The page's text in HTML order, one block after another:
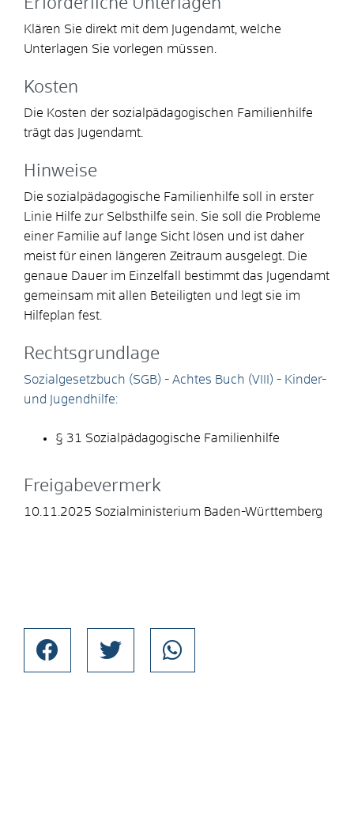
Erforderliche Unterlagen
Klären Sie direkt mit dem Jugendamt, welche
Unterlagen Sie vorlegen müssen.
Kosten
Die Kosten der sozialpädagogischen Familienhilfe
trägt das Jugendamt.
Hinweise
Die sozialpädagogische Familienhilfe soll in erster
Linie Hilfe zur Selbsthilfe sein. Sie soll die Probleme
einer Familie auf lange Sicht lösen und ist daher
meist für einen längeren Zeitraum ausgelegt. Die
genaue Dauer im Einzelfall bestimmt das Jugendamt
gemeinsam mit allen Beteiligten und legt sie im
Hilfeplan fest.
Rechtsgrundlage
Sozialgesetzbuch (SGB) - Achtes Buch (VIII) - Kinder-
und Jugendhilfe:
§ 31 Sozialpädagogische Familienhilfe
Freigabevermerk
10.11.2025 Sozialministerium Baden-Württemberg